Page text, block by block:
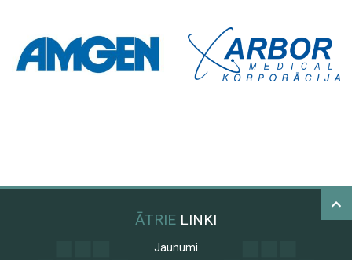
ĀTRIE LINKI
Jaunumi